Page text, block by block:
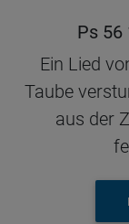
Ps 56
Ein Lied
Taube
aus der